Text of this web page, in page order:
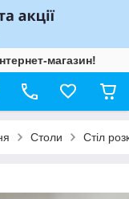
магазин!
Столи Стіл